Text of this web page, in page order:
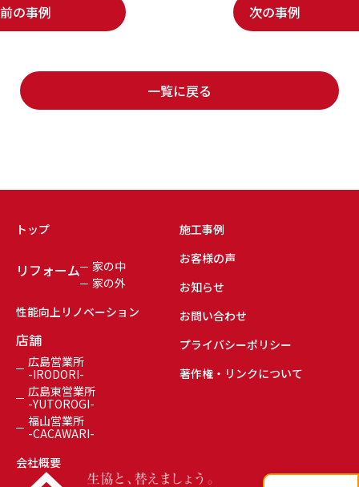
前の事例 次の事例
一覧に戻る
トップ
リフォーム
家の中
家の外
性能向上リノベーション
店舗
広島営業所
-IRODORI-
広島東営業所
-YUTOROGI-
福山営業所
-CACAWARI-
会社概要
施工事例
お客様の声
お知らせ
お問い合わせ
プライバシーポリシー
著作権・リンクについて